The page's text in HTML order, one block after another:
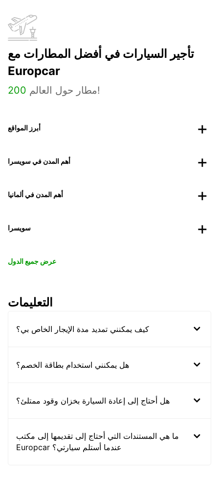
تأجير السيارات في أفضل المطارات مع
Europcar
200 مطار حول العالم!
أبرز المواقع
أهم المدن في سويسرا
أهم المدن في ألمانيا
سويسرا
عرض جميع الدول
التعليمات
كيف يمكنني تمديد مدة الإيجار الخاص بي؟
هل يمكنني استخدام بطاقة الخصم؟
هل أحتاج إلى إعادة السيارة بخزان وقود ممتلئ؟
ما هي المستندات التي أحتاج إلى تقديمها إلى مكتب
Europcar عندما أستلم سيارتي؟